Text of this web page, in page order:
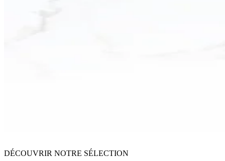
DÉCOUVRIR NOTRE SÉLECTION